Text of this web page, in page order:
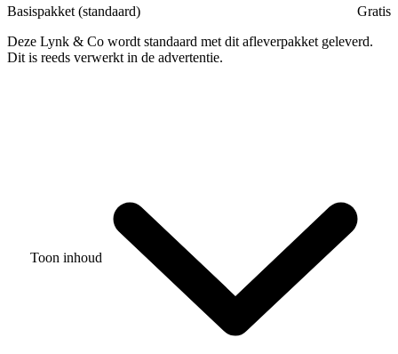
Basispakket (standaard)
Gratis
Deze Lynk & Co wordt standaard met dit afleverpakket geleverd.
Dit is reeds verwerkt in de advertentie.
Toon inhoud